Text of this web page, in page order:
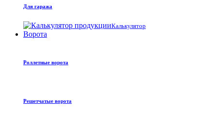
Для гаража
Калькулятор
Ворота
Роллетные ворота
Решетчатые ворота